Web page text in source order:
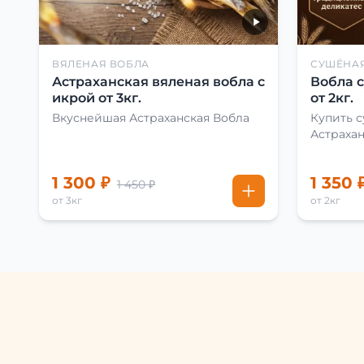
ВЯЛЕНАЯ ВОБЛА
Астраханская вяленая вобла с
икрой от 3кг.
Вкуснейшая Астраханская Вобла
1 300 ₽ 1 450 ₽
от 3кг
Вобла
от 2кг.
Купить
1 350
от 2кг